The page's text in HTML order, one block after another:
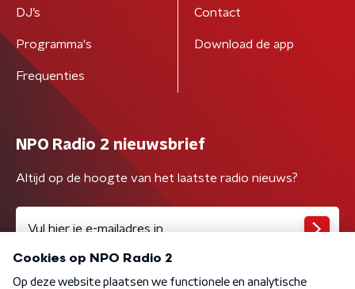
DJ’s
Programma's
Frequenties
Contact
Download de app
NPO Radio 2 nieuwsbrief
Altijd op de hoogte van het laatste radio nieuws?